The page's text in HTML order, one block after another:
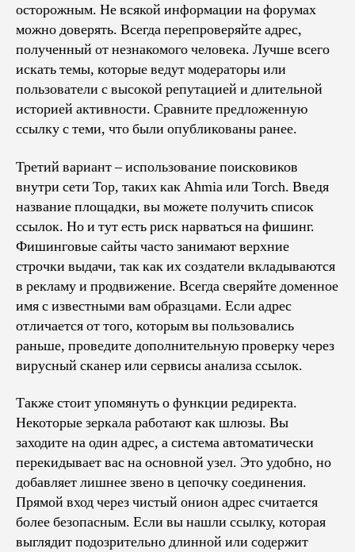
осторожным. Не всякой информации на форумах
можно доверять. Всегда перепроверяйте адрес,
полученный от незнакомого человека. Лучше всего
искать темы, которые ведут модераторы или
пользователи с высокой репутацией и длительной
историей активности. Сравните предложенную
ссылку с теми, что были опубликованы ранее.
Третий вариант – использование поисковиков
внутри сети Тор, таких как Ahmia или Torch. Введя
название площадки, вы можете получить список
ссылок. Но и тут есть риск нарваться на фишинг.
Фишинговые сайты часто занимают верхние
строчки выдачи, так как их создатели вкладываются
в рекламу и продвижение. Всегда сверяйте доменное
имя с известными вам образцами. Если адрес
отличается от того, которым вы пользовались
раньше, проведите дополнительную проверку через
вирусный сканер или сервисы анализа ссылок.
Также стоит упомянуть о функции редиректа.
Некоторые зеркала работают как шлюзы. Вы
заходите на один адрес, а система автоматически
перекидывает вас на основной узел. Это удобно, но
добавляет лишнее звено в цепочку соединения.
Прямой вход через чистый онион адрес считается
более безопасным. Если вы нашли ссылку, которая
выглядит подозрительно длинной или содержит